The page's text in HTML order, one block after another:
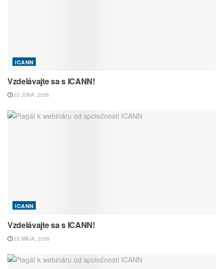
ICANN
Vzdelávajte sa s ICANN!
22 JÚNA, 2026
ICANN
Vzdelávajte sa s ICANN!
22 MÁJA, 2026